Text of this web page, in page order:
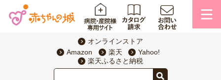
オンラインストア
Amazon
楽天
Yahoo!
楽天ふるさと納税